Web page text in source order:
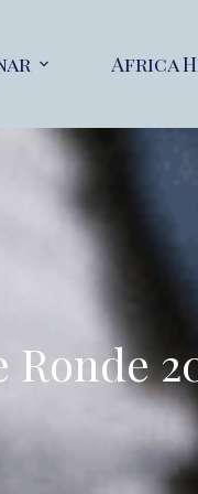
Africa
Ronde